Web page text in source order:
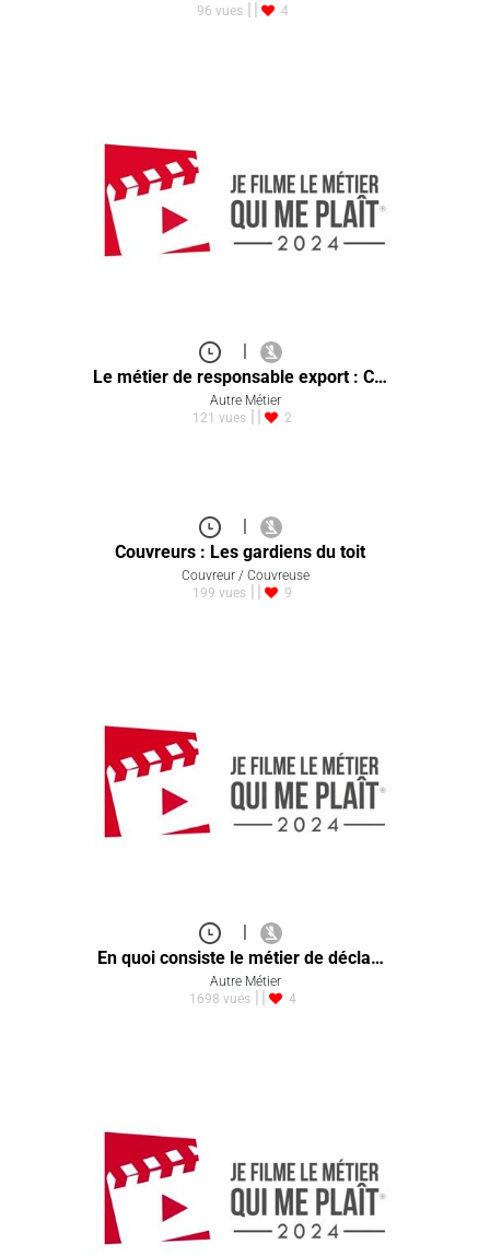
96 vues
4
|
Le métier de responsable export : C…
Autre Métier
121 vues
2
|
Couvreurs : Les gardiens du toit
Couvreur / Couvreuse
199 vues
9
|
En quoi consiste le métier de décla…
Autre Métier
1698 vues
4